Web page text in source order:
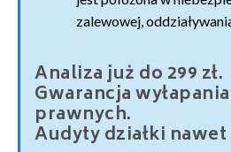
zalewowej,
Analiza już do 299 zł.
Gwarancja
prawnych.
Audyty działki nawet